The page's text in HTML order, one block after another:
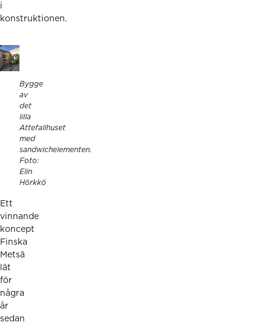
i
konstruktionen.
Bygge
av
det
lilla
Attefallhuset
med
sandwichelementen.
Foto:
Elin
Hörkkö
Ett
vinnande
koncept
Finska
Metsä
lät
för
några
år
sedan